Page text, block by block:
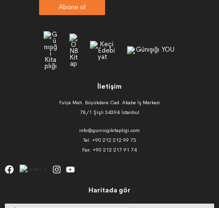
Abone ol
İletişim
Fulya Mah. Büyükdere Cad. Akabe İş Merkezi
78/1 Şişli 34394 İstanbul
info@gunisigikitapligi.com
Tel: +90 212 212 99 73
Fax: +90 212 217 91 74
Haritada gör